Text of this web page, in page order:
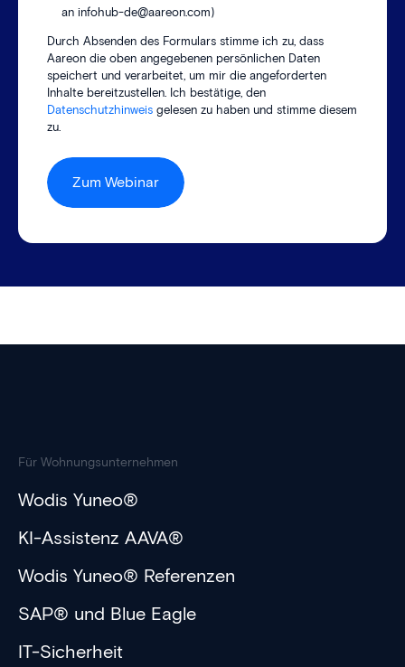
an infohub-de@aareon.com)
Durch Absenden des Formulars stimme ich zu, dass
Aareon die oben angegebenen persönlichen Daten
speichert und verarbeitet, um mir die angeforderten
Inhalte bereitzustellen. Ich bestätige, den
Datenschutzhinweis gelesen zu haben und stimme diesem
zu.
Für Wohnungsunternehmen
Wodis Yuneo®
KI-Assistenz AAVA®
Wodis Yuneo® Referenzen
SAP® und Blue Eagle
IT-Sicherheit